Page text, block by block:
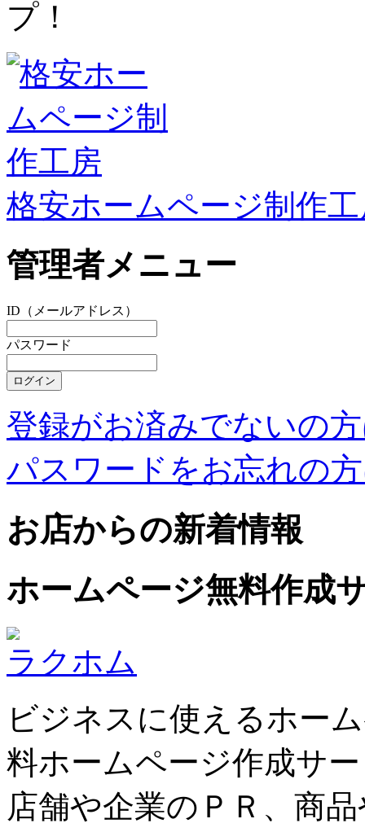
プ！
格安ホームページ制作
管理者メニュー
ID（メールアドレス）
パスワード
登録がお済みでないの
パスワードをお忘れの
お店からの新着情報
ホームページ無料作成
ラクホム
ビジネスに使えるホー
料ホームページ作成サ
店舗や企業のＰＲ、商